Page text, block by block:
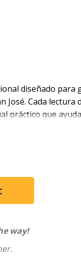
diseñado para
José. Cada
práctico que
espiritual
paciencia y
cristiana
registran
creyentes, José
recuerda a
diaria y la
way!